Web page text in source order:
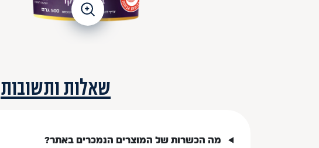
שאלות ותשובות
מה הכשרות של המוצרים הנמכרים באתר?